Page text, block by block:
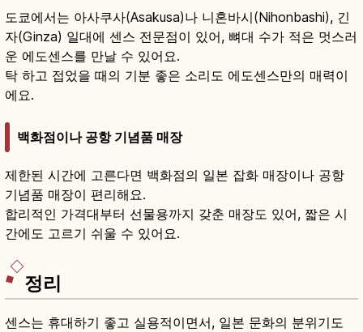
도쿄에서는 아사쿠사(Asakusa)나 니혼바시(Nihonbashi), 긴
자(Ginza) 일대에 센스 전문점이 있어, 뼈대 수가 적은 멋스러
운 에도센스를 만날 수 있어요.
탁 하고 접었을 때의 기분 좋은 소리도 에도센스만의 매력이
에요.
백화점이나 공항 기념품 매장
제한된 시간에 고른다면 백화점의 일본 잡화 매장이나 공항
기념품 매장이 편리해요.
합리적인 가격대부터 선물용까지 갖춘 매장도 있어, 짧은 시
간에도 고르기 쉬울 수 있어요.
정리
센스는 휴대하기 좋고 실용적이면서, 일본 문화의 분위기도